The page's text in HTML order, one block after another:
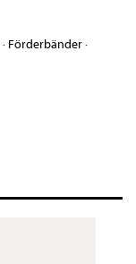
· Förderbänder·